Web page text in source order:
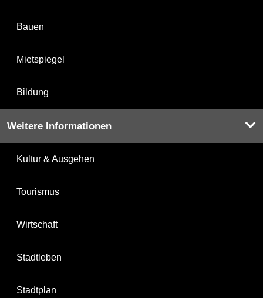
Bauen
Mietspiegel
Bildung
Weitere Informationen
Kultur & Ausgehen
Tourismus
Wirtschaft
Stadtleben
Stadtplan